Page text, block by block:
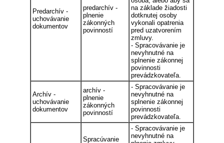
Predarchív -
uchovávanie
dokumentov
predarchív -
plnenie
zákonných
povinností
na základe žiadosti
dotknutej osoby
vykonali opatrenia
pred uzatvorením
zmluvy.
- Spracovávanie je
nevyhnutné na
splnenie zákonnej
povinnosti
prevádzkovateľa.
Archív -
uchovávanie
dokumentov
archív -
plnenie
zákonných
povinností
- Spracovávanie je
nevyhnutné na
splnenie zákonnej
povinnosti
prevádzkovateľa.
Spracúvanie
- Spracovávanie je
nevyhnutné na